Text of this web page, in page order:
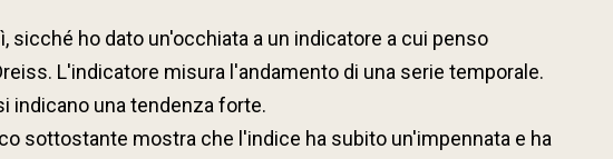
ho dato un'occhiata a un indicatore a cui penso
L'indicatore misura l'andamento di una serie temporale.
indicano una tendenza forte.
sottostante mostra che l'indice ha subito un'impennata e ha